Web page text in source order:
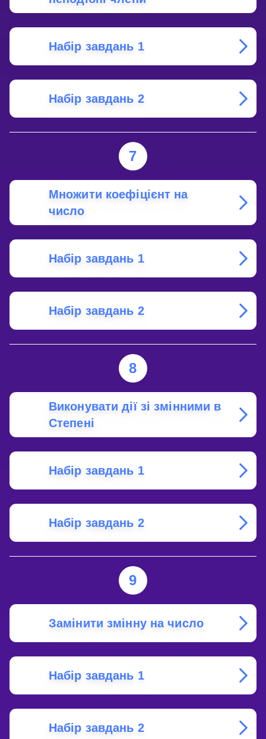
Набір завдань 1
Набір завдань 2
7
Множити коефіцієнт на
число
Набір завдань 1
Набір завдань 2
8
Виконувати дії зі змінними в
Степені
Набір завдань 1
Набір завдань 2
9
Замінити змінну на число
Набір завдань 1
Набір завдань 2